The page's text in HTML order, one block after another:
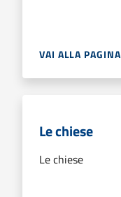
VAI ALLA PAGINA
Le chiese
Le chiese